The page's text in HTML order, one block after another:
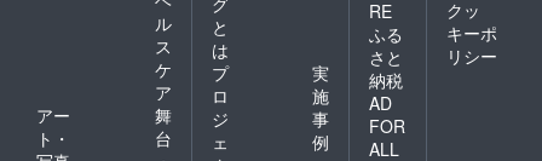
ル
ス
ケ
ア
アー
ト・
舞
台
と
は
プ
ロ
ジ
ェ
実
施
事
例
RE
ふる
さと
納税
AD
FOR
ALL
クッ
キーポ
リシー